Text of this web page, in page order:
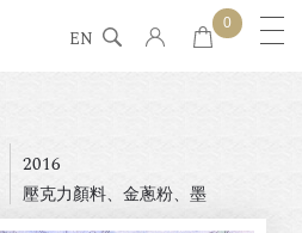
EN
0
2016
壓克力顏料、金蔥粉、墨